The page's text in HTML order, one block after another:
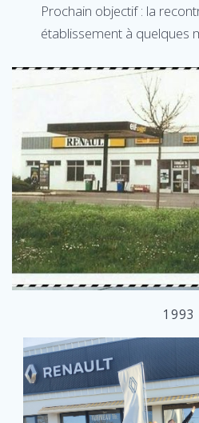
Prochain objectif : la
établissement à quelques
1993